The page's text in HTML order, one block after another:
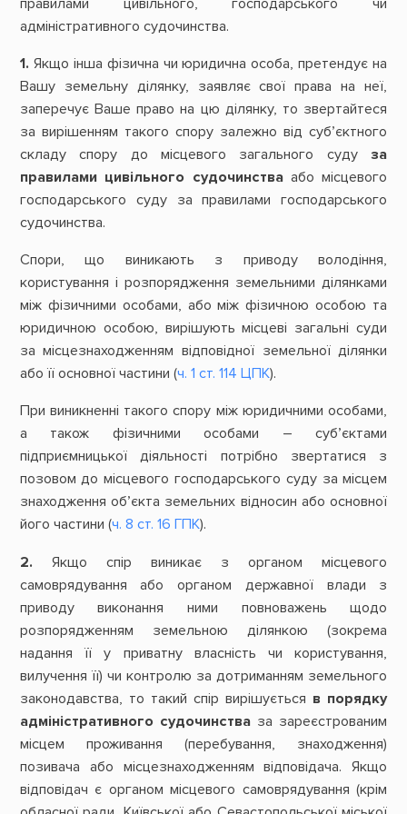
адміністративного судочинства.
1. Якщо інша фізична чи юридична особа, претендує на
Вашу земельну ділянку, заявляє свої права на неї,
заперечує Ваше право на цю ділянку, то звертайтеся
за вирішенням такого спору залежно від суб’єктного
складу спору до місцевого загального судуза
правилами цивільного судочинстваабо місцевого
господарського суду за правилами господарського
судочинства.
Спори, що виникають з приводу володіння,
користування і розпорядження земельними ділянками
між фізичними особами, або між фізичною особою та
юридичною особою, вирішують місцеві загальні суди
за місцезнаходженням відповідної земельної ділянки
або її основної частини (ч. 1 ст. 114 ЦПК).
При виникненні такого спору між юридичними особами,
а також фізичними особами – суб’єктами
підприємницької діяльності потрібно звертатися з
позовом до місцевого господарського суду за місцем
знаходження об’єкта земельних відносин або основної
його частини (ч. 8 ст. 16 ГПК).
2. Якщо спір виникає з органом місцевого
самоврядування або органом державної влади з
приводу виконання ними повноважень щодо
розпорядженням земельною ділянкою (зокрема
надання її у приватну власність чи користування,
вилучення її) чи контролю за дотриманням земельного
законодавства, то такий спір вирішується в порядку
адміністративного судочинстваза зареєстрованим
місцем проживання (перебування, знаходження)
позивача або місцезнаходженням відповідача. Якщо
відповідач є органом місцевого самоврядування (крім